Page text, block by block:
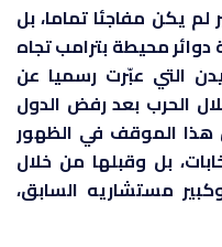
يكن مفاجئا تماما، بل
محيطة بترامب تجاه
التي عبّرت رسميا عن
الحرب بعد رفض الدول
هذا الموقف في الظهور
بل وقبلها من خلال
مستشاريه السابق،